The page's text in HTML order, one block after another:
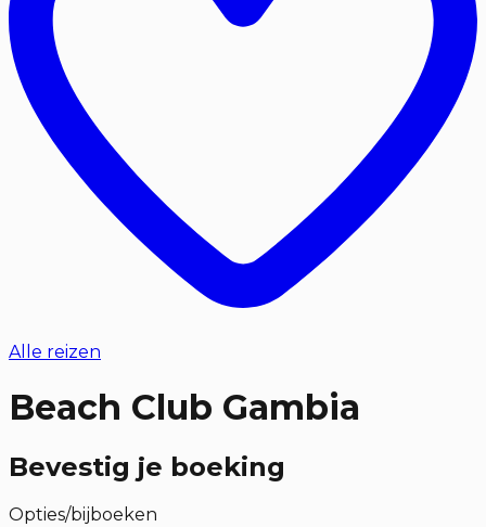
Alle reizen
Beach Club Gambia
Bevestig je boeking
Opties/bijboeken